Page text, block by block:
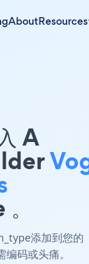
AboutResources
A
添加到您的
码或头痛。